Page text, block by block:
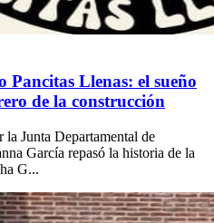
Llenas: el sueño
de la construcción
Junta Departamental de
García repasó la historia de la
G...